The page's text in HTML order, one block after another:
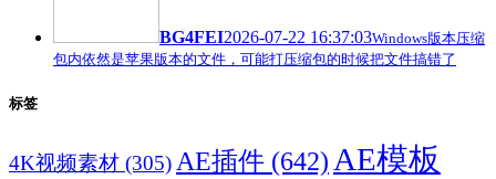
BG4FEI2026-07-22 16:37:03Windows版本压缩
包内依然是苹果版本的文件，可能打压缩包的时候把文件搞错了
标签
4K视频素材 (305)AE插件 (642) AE模板